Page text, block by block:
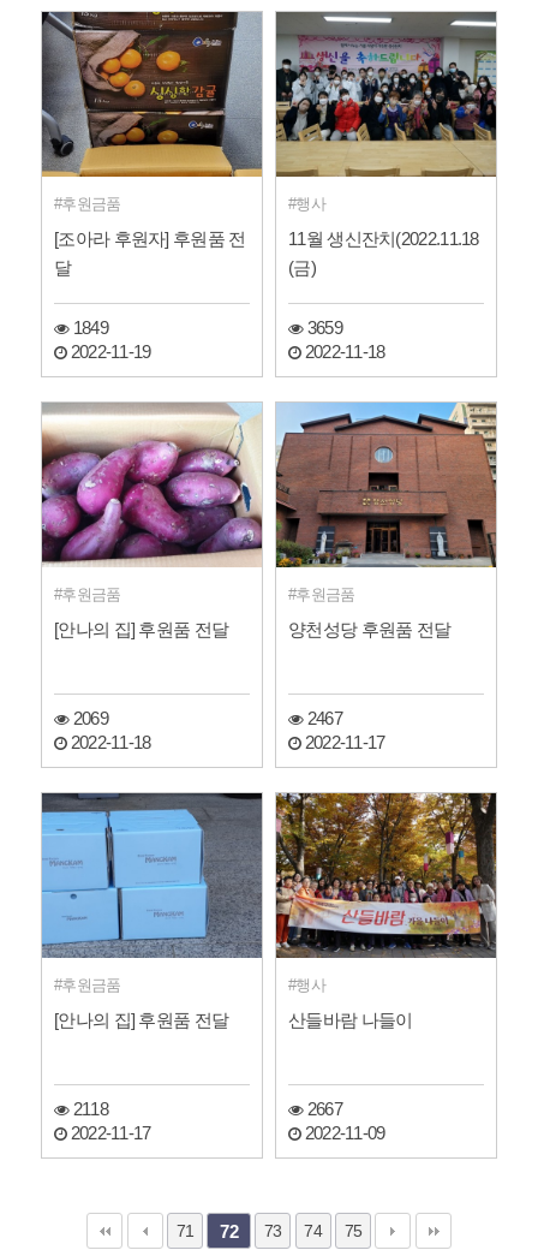
후원금품
[조아라 후원자] 후원품 전
달
1849
2022-11-19
행사
11월 생신잔치(2022.11.18
(금)
3659
2022-11-18
후원금품
[안나의 집] 후원품 전달
2069
2022-11-18
후원금품
양천성당 후원품 전달
2467
2022-11-17
후원금품
[안나의 집] 후원품 전달
2118
2022-11-17
행사
산들바람 나들이
2667
2022-11-09
71 72 73 74 75